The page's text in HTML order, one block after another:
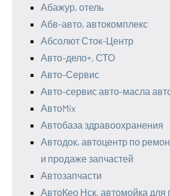
Абажур, отель
Абв-авто, автокомплекс
Абсолют Сток-Центр
Авто-дело+, СТО
Авто-Сервис
Авто-сервис авто-масла
АвтоMix
Автобаза здравоохранения
Автодок, автоцентр по
и продаже запчастей
Автозапчасти
АвтоКео Нск, автомойка для